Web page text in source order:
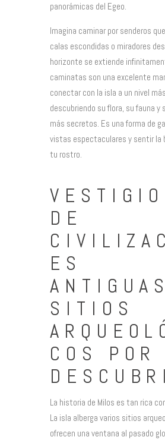
panorámicas del Egeo.
Imagina caminar por senderos
calas escondidas o miradores
horizonte se extiende
caminatas son una excelente
conectar con la isla a un nivel
descubriendo su flora, su fauna y
más secretos. Es una forma de
vistas espectaculares y sentir la
tu rostro.
DE
ES
SITIOS
COS POR
La historia de Milos es tan rica
La isla alberga varios sitios
ofrecen una ventana al pasado